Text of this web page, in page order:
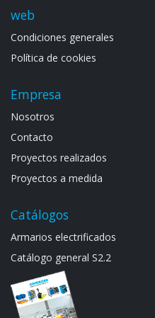
web
Condiciones generales
Política de cookies
Empresa
Noso​tros
Contacto
Proyectos realizados
Proyectos a medida
Catálogos
Armarios electrif​icad​os
Catálogo general S​2.2